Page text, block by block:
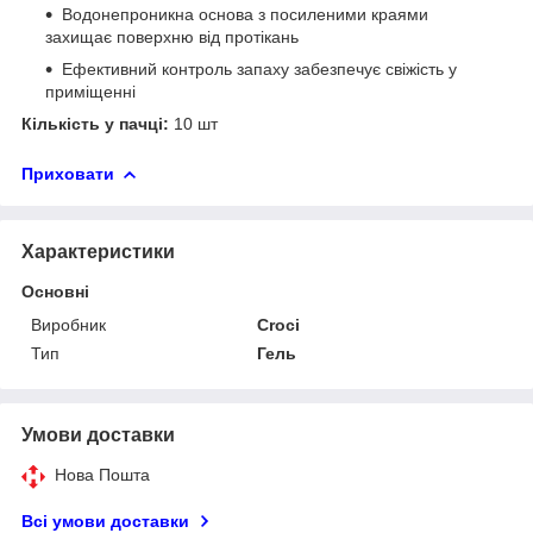
Водонепроникна основа з посиленими краями
захищає поверхню від протікань
Ефективний контроль запаху забезпечує свіжість у
приміщенні
Кількість у пачці: 10 шт
Приховати
Характеристики
Основні
Виробник
Croci
Тип
Гель
Умови доставки
Нова Пошта
Всі умови доставки